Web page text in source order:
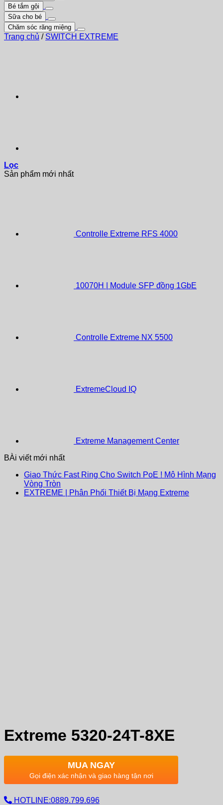
Bé tắm gội
Sữa cho bé
Chăm sóc răng miệng
Trang chủ / SWITCH EXTREME
Lọc
Sản phẩm mới nhất
Controlle Extreme RFS 4000
10070H | Module SFP đồng 1GbE
Controlle Extreme NX 5500
ExtremeCloud IQ
Extreme Management Center
BÀi viết mới nhất
Giao Thức Fast Ring Cho Switch PoE ! Mô Hình Mạng
Vòng Tròn
EXTREME | Phân Phối Thiết Bị Mạng Extreme
Extreme 5320-24T-8XE
MUA NGAY
Gọi điện xác nhận và giao hàng tận nơi
HOTLINE:0889.799.696